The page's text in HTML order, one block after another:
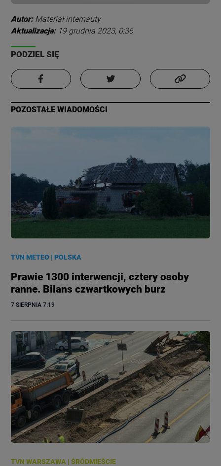
Autor: Materiał internauty
Aktualizacja: 19 grudnia 2023, 0:36
PODZIEL SIĘ
POZOSTAŁE WIADOMOŚCI
TVN METEO |POLSKA
Prawie 1300 interwencji, cztery osoby
ranne. Bilans czwartkowych burz
7 SIERPNIA 7:19
TVN WARSZAWA |ŚRÓDMIEŚCIE